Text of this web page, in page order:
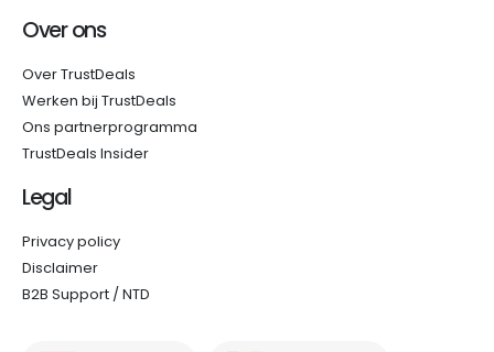
Over ons
Over TrustDeals
Werken bij TrustDeals
Ons partnerprogramma
TrustDeals Insider
Legal
Privacy policy
Disclaimer
B2B Support / NTD